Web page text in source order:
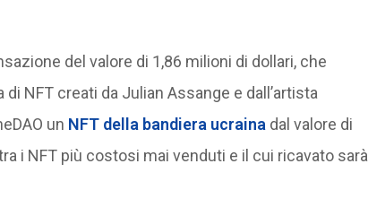
del valore di 1,86 milioni di dollari, che
NFT creati da Julian Assange e dall’artista
un NFT della bandiera ucraina dal valore di
i NFT più costosi mai venduti e il cui ricavato sarà